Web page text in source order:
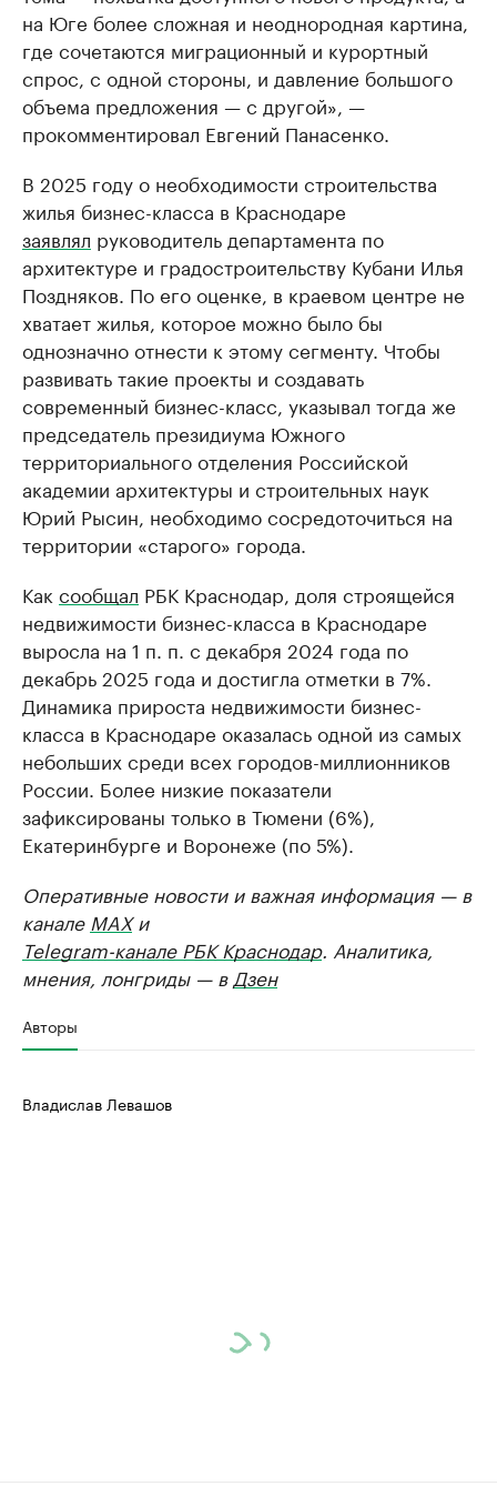
на Юге более сложная и неоднородная картина,
где сочетаются миграционный и курортный
спрос, с одной стороны, и давление большого
объема предложения — с другой», —
прокомментировал Евгений Панасенко.
В 2025 году о необходимости строительства
жилья бизнес-класса в Краснодаре
заявлял руководитель департамента по
архитектуре и градостроительству Кубани Илья
Поздняков. По его оценке, в краевом центре не
хватает жилья, которое можно было бы
однозначно отнести к этому сегменту. Чтобы
развивать такие проекты и создавать
современный бизнес-класс, указывал тогда же
председатель президиума Южного
территориального отделения Российской
академии архитектуры и строительных наук
Юрий Рысин, необходимо сосредоточиться на
территории «старого» города.
Как сообщал РБК Краснодар, доля строящейся
недвижимости бизнес-класса в Краснодаре
выросла на 1 п. п. с декабря 2024 года по
декабрь 2025 года и достигла отметки в 7%.
Динамика прироста недвижимости бизнес-
класса в Краснодаре оказалась одной из самых
небольших среди всех городов-миллионников
России. Более низкие показатели
зафиксированы только в Тюмени (6%),
Екатеринбурге и Воронеже (по 5%).
Оперативные новости и важная информация — в
канале MAXи
Telegram-канале РБК Краснодар. Аналитика,
мнения, лонгриды — в Дзен
Авторы
Владислав Левашов